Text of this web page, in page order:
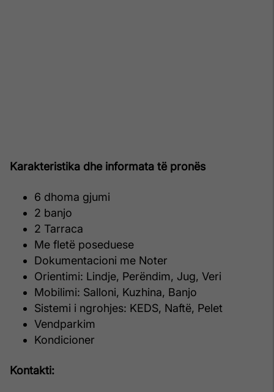
Karakteristika dhe informata të pronës
6 dhoma gjumi
2 banjo
2 Tarraca
Me fletë poseduese
Dokumentacioni me Noter
Orientimi: Lindje, Perëndim, Jug, Veri
Mobilimi: Salloni, Kuzhina, Banjo
Sistemi i ngrohjes: KEDS, Naftë, Pelet
Vendparkim
Kondicioner
Kontakti: